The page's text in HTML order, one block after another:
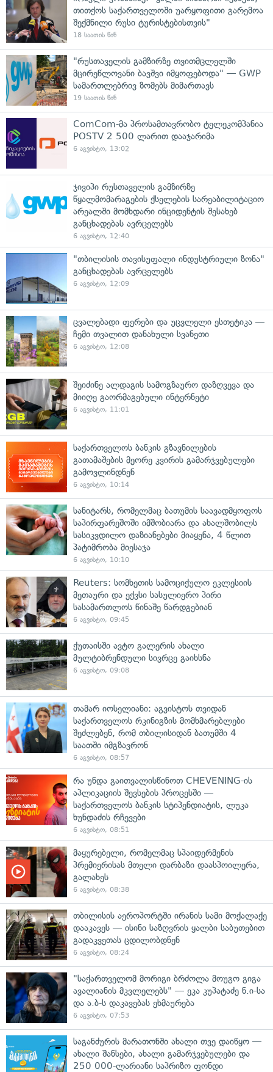
თითქოს საქართველოში უარყოფითი გარემოა
შექმნილი რუსი ტურისტებისთვის"
18 საათის წინ
"რუსთაველის გამზირზე თვითმცლელში
მცირეწლოვანი ბავშვი იმყოფებოდა" — GWP
სამართლებრივ ზომებს მიმართავს
19 საათის წინ
ComCom-მა პროსამთავრობო ტელეკომპანია
POSTV 2 500 ლარით დააჯარიმა
6 აგვისტო, 13:02
ჯივიპი რუსთაველის გამზირზე
წყალმომარაგების ქსელების სარეაბილიტაციო
არეალში მომხდარი ინციდენტის შესახებ
განცხადებას ავრცელებს
6 აგვისტო, 12:40
"თბილისის თავისუფალი ინდუსტრიული ზონა"
განცხადებას ავრცელებს
6 აგვისტო, 12:09
ცვალებადი ფერები და უცვლელი ესთეტიკა —
ჩემი თვალით დანახული სვანეთი
6 აგვისტო, 12:08
შეიძინე ალდაგის სამოგზაურო დაზღვევა და
მიიღე გაორმაგებული ინტერნეტი
6 აგვისტო, 11:01
საქართველოს ბანკის გზავნილების
გათამაშების მეორე კვირის გამარჯვებულები
გამოვლინდნენ
6 აგვისტო, 10:14
სანიტარს, რომელმაც ბათუმის საავადმყოფოს
საპირფარეშოში იმშობიარა და ახალშობილს
სასიკვდილო დაზიანებები მიაყენა, 4 წლით
პატიმრობა მიესაჯა
6 აგვისტო, 10:10
Reuters: სომხეთის სამოციქულო ეკლესიის
მეთაური და ექვსი სასულიერო პირი
სასამართლოს წინაშე წარდგებიან
6 აგვისტო, 09:45
ქუთაისში ავტო გალერის ახალი
მულტიბრენდული სივრცე გაიხსნა
6 აგვისტო, 09:08
თამარ იოსელიანი: აგვისტოს თვიდან
საქართველოს რკინიგზის მომხმარებლები
შეძლებენ, რომ თბილისიდან ბათუმში 4
საათში იმგზავრონ
6 აგვისტო, 08:57
რა უნდა გაითვალისწინოთ CHEVENING-ის
აპლიკაციის შევსების პროცესში —
საქართველოს ბანკის სტიპენდიატის, ლუკა
ხუნდაძის რჩევები
6 აგვისტო, 08:51
მაყურებელი, რომელმაც სპაიდერმენის
პრემიერისას მთელი დარბაზი დაასპოილერა,
გალახეს
6 აგვისტო, 08:38
თბილისის აეროპორტში ირანის სამი მოქალაქე
დააკავეს — ისინი საზღვრის ყალბი საბუთებით
გადაკვეთას ცდილობდნენ
6 აგვისტო, 08:24
"საქართველომ მორიგი ბრძოლა მოუგო გიგა
ავალიანის მკვლელებს" — ეკა კუპატაძე ნ.ი-სა
და ა.ბ-ს დაკავებას ეხმაურება
6 აგვისტო, 07:53
საგანძურის მარათონში ახალი თვე დაიწყო —
ახალი შანსები, ახალი გამარჯვებულები და
250 000-ლარიანი საპრიზო ფონდი